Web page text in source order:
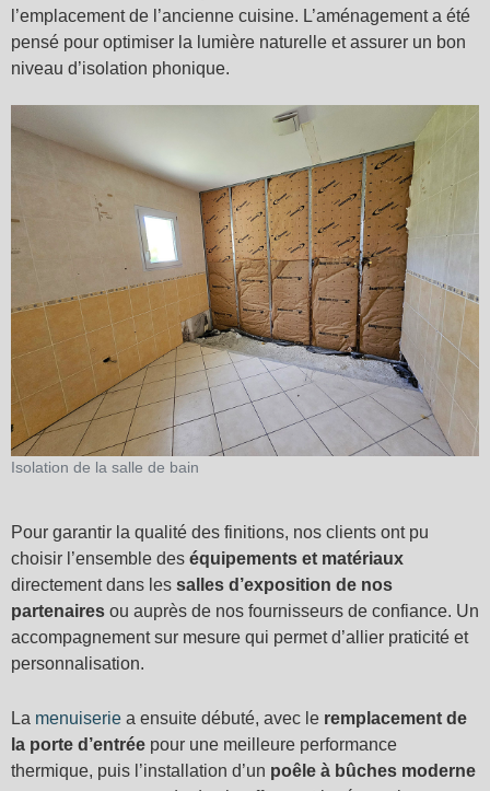
l’emplacement de l’ancienne cuisine. L’aménagement a été
pensé pour optimiser la lumière naturelle et assurer un bon
niveau d’isolation phonique.
Isolation de la salle de bain
Pour garantir la qualité des finitions, nos clients ont pu
choisir l’ensemble des équipements et matériaux
directement dans les salles d’exposition de nos
partenaires ou auprès de nos fournisseurs de confiance. Un
accompagnement sur mesure qui permet d’allier praticité et
personnalisation.
La menuiserie a ensuite débuté, avec le remplacement de
la porte d’entrée pour une meilleure performance
thermique, puis l’installation d’un poêle à bûches moderne